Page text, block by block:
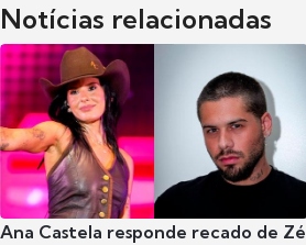
Notícias relacionadas
Ana Castela responde recado de Zé